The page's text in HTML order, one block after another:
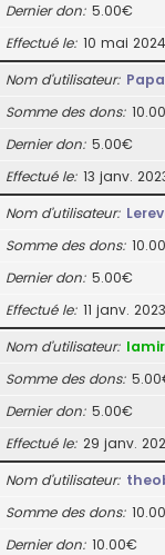
Dernier don 5.00€
Effectué le 10 mai
Nom d’utilisateur
Somme des dons
Dernier don 5.00€
Effectué le 13 janv.
Nom d’utilisateur
Somme des dons
Dernier don 5.00€
Effectué le 11 janv.
Nom d’utilisateur
Somme des dons
Dernier don 5.00€
Effectué le 29 janv.
Nom d’utilisateur
Somme des dons
Dernier don 10.00€